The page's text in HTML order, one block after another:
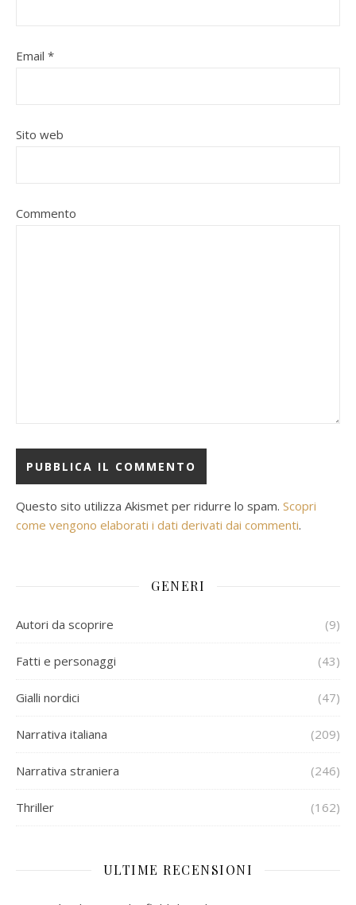
Email *
Sito web
Commento
Questo sito utilizza Akismet per ridurre lo spam. Scopri
come vengono elaborati i dati derivati dai commenti.
GENERI
Autori da scoprire (9)
Fatti e personaggi (43)
Gialli nordici (47)
Narrativa italiana (209)
Narrativa straniera (246)
Thriller (162)
ULTIME RECENSIONI